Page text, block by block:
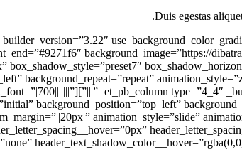
Duis egestas
Courses” _builder_version=”3.22″
background_image=”https://
header_2_font=”|700|||||||”
background_position=”top_left”
animation_style=”slide”